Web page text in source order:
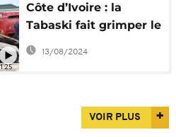
Côte d’Ivoire : la
Tabaski fait grimper le
prix des moutons
13/08/2024
VOIR PLUS